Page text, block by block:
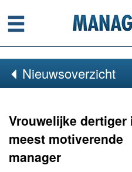
Menu
Nieuwsoverzicht
Vrouwelijke dertiger
meest motiverende
manager